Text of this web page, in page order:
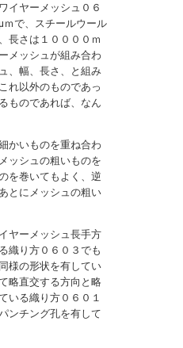
イヤーメッシュ０６
ｍで、スチールウール
長さは１００００ｍ
メッシュが組み合わ
、幅、長さ、と組み
れ以外のものであっ
ものであれば、なん
かいものを重ね合わ
ッシュの粗いものを
を巻いてもよく、逆
とにメッシュの粗い
ヤーメッシュ長手方
織り方０６０３でも
様の形状を有してい
略直交する方向と略
いる織り方０６０１
ンチング孔を有して